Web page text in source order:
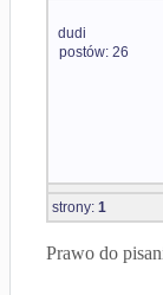
dudi
postów: 26
strony: 1
Prawo do